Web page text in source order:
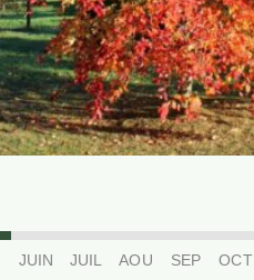
JUIN JUIL AOU SEP OCT